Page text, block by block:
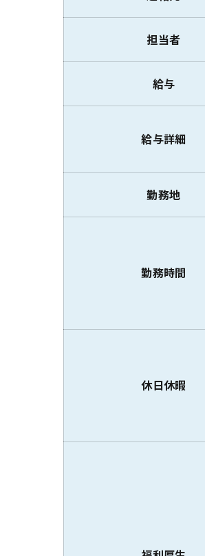
担当者
給与
給与詳細
勤務地
勤務時間
休日休暇